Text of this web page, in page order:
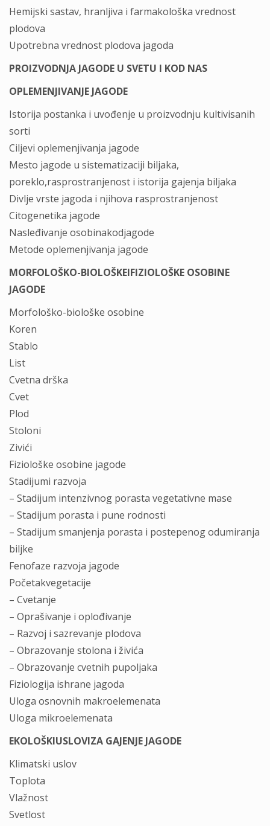
Hemijski sastav, hranljiva i farmakološka vrednost
plodova
Upotrebna vrednost plodova jagoda
PROIZVODNJA JAGODE U SVETU I KOD NAS
OPLEMENJIVANJE JAGODE
Istorija postanka i uvođenje u proizvodnju kultivisanih
sorti
Ciljevi oplemenjivanja jagode
Mesto jagode u sistematizaciji biljaka,
poreklo,rasprostranjenost i istorija gajenja biljaka
Divlje vrste jagoda i njihova rasprostranjenost
Citogenetika jagode
Nasleđivanje osobinakodjagode
Metode oplemenjivanja jagode
MORFOLOŠKO-BIOLOŠKEIFIZIOLOŠKE OSOBINE
JAGODE
Morfološko-biološke osobine
Koren
Stablo
List
Cvetna drška
Cvet
Plod
Stoloni
Zivići
Fiziološke osobine jagode
Stadijumi razvoja
– Stadijum intenzivnog porasta vegetativne mase
– Stadijum porasta i pune rodnosti
– Stadijum smanjenja porasta i postepenog odumiranja
biljke
Fenofaze razvoja jagode
Početakvegetacije
– Cvetanje
– Oprašivanje i oplođivanje
– Razvoj i sazrevanje plodova
– Obrazovanje stolona i živića
– Obrazovanje cvetnih pupoljaka
Fiziologija ishrane jagoda
Uloga osnovnih makroelemenata
Uloga mikroelemenata
EKOLOŠKIUSLOVIZA GAJENJE JAGODE
Klimatski uslov
Toplota
Vlažnost
Svetlost